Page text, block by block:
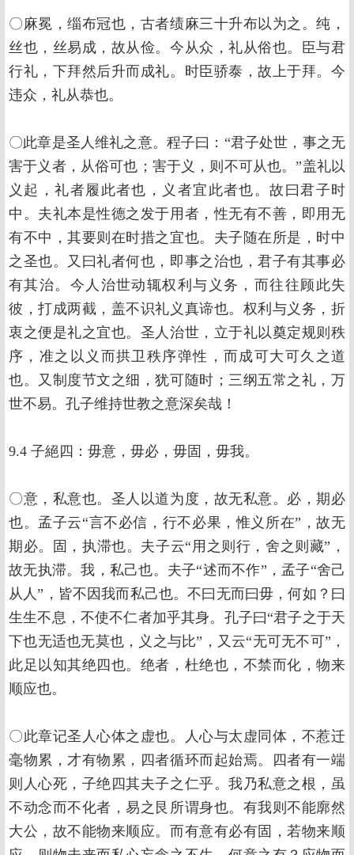
〇麻冕，缁布冠也，古者绩麻三十升布以为之。纯，
丝也，丝易成，故从俭。今从众，礼从俗也。臣与君
行礼，下拜然后升而成礼。时臣骄泰，故上于拜。今
违众，礼从恭也。
〇此章是圣人维礼之意。程子曰：“君子处世，事之无
害于义者，从俗可也；害于义，则不可从也。”盖礼以
义起，礼者履此者也，义者宜此者也。故曰君子时
中。夫礼本是性德之发于用者，性无有不善，即用无
有不中，其要则在时措之宜也。夫子随在所是，时中
之圣也。又曰礼者何也，即事之治也，君子有其事必
有其治。今人治世动辄权利与义务，而往往顾此失
彼，打成两截，盖不识礼义真谛也。权利与义务，折
衷之便是礼之宜也。圣人治世，立于礼以奠定规则秩
序，准之以义而拱卫秩序弹性，而成可大可久之道
也。又制度节文之细，犹可随时；三纲五常之礼，万
世不易。孔子维持世教之意深矣哉！
9.4 子絕四：毋意，毋必，毋固，毋我。
〇意，私意也。圣人以道为度，故无私意。必，期必
也。孟子云“言不必信，行不必果，惟义所在”，故无
期必。固，执滞也。夫子云“用之则行，舍之则藏”，
故无执滞。我，私己也。夫子“述而不作”，孟子“舍己
从人”，皆不因我而私己也。不曰无而曰毋，何如？曰
生生不息，不使不仁者加乎其身。孔子曰“君子之于天
下也无适也无莫也，义之与比”，又云“无可无不可”，
此足以知其绝四也。绝者，杜绝也，不禁而化，物来
顺应也。
〇此章记圣人心体之虚也。人心与太虚同体，不惹迁
毫物累，才有物累，四者循环而起始焉。四者有一端
则人心死，子绝四其夫子之仁乎。我乃私意之根，虽
不动念而不化者，易之艮所谓身也。有我则不能廓然
大公，故不能物来顺应。而有意有必有固，若物来顺